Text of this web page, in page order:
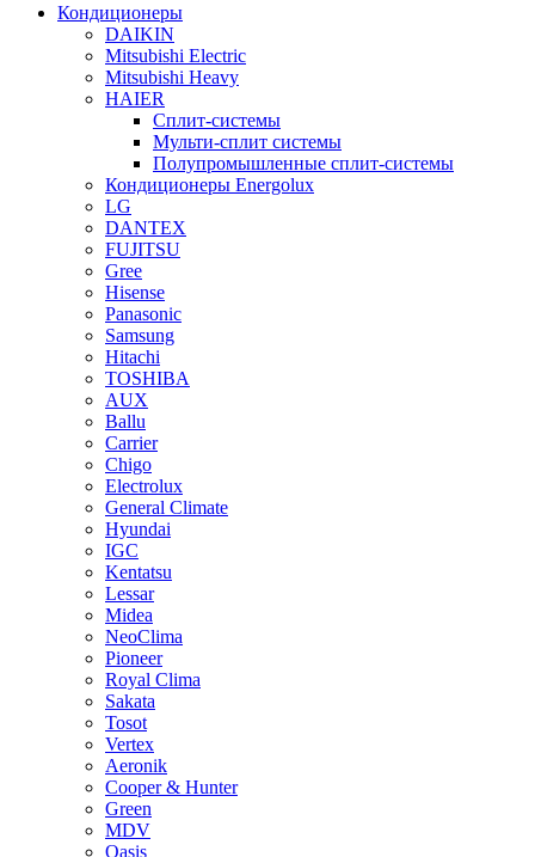
Кондиционеры
DAIKIN
Mitsubishi Electric
Mitsubishi Heavy
HAIER
Сплит-системы
Мульти-сплит системы
Полупромышленные сплит-системы
Кондиционеры Energolux
LG
DANTEX
FUJITSU
Gree
Hisense
Panasonic
Samsung
Hitachi
TOSHIBA
AUX
Ballu
Carrier
Chigo
Electrolux
General Climate
Hyundai
IGC
Kentatsu
Lessar
Midea
NeoClima
Pioneer
Royal Clima
Sakata
Tosot
Vertex
Aeronik
Cooper & Hunter
Green
MDV
Oasis